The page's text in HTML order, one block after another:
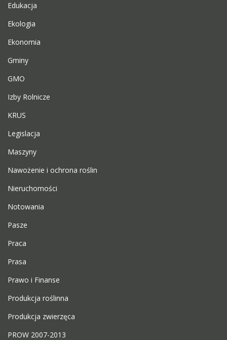
Edukacja
Ekologia
Ekonomia
Gminy
GMO
Izby Rolnicze
KRUS
Legislacja
Maszyny
Nawożenie i ochrona roślin
Nieruchomości
Notowania
Pasze
Praca
Prasa
Prawo i Finanse
Produkcja roślinna
Produkcja zwierzęca
PROW 2007-2013